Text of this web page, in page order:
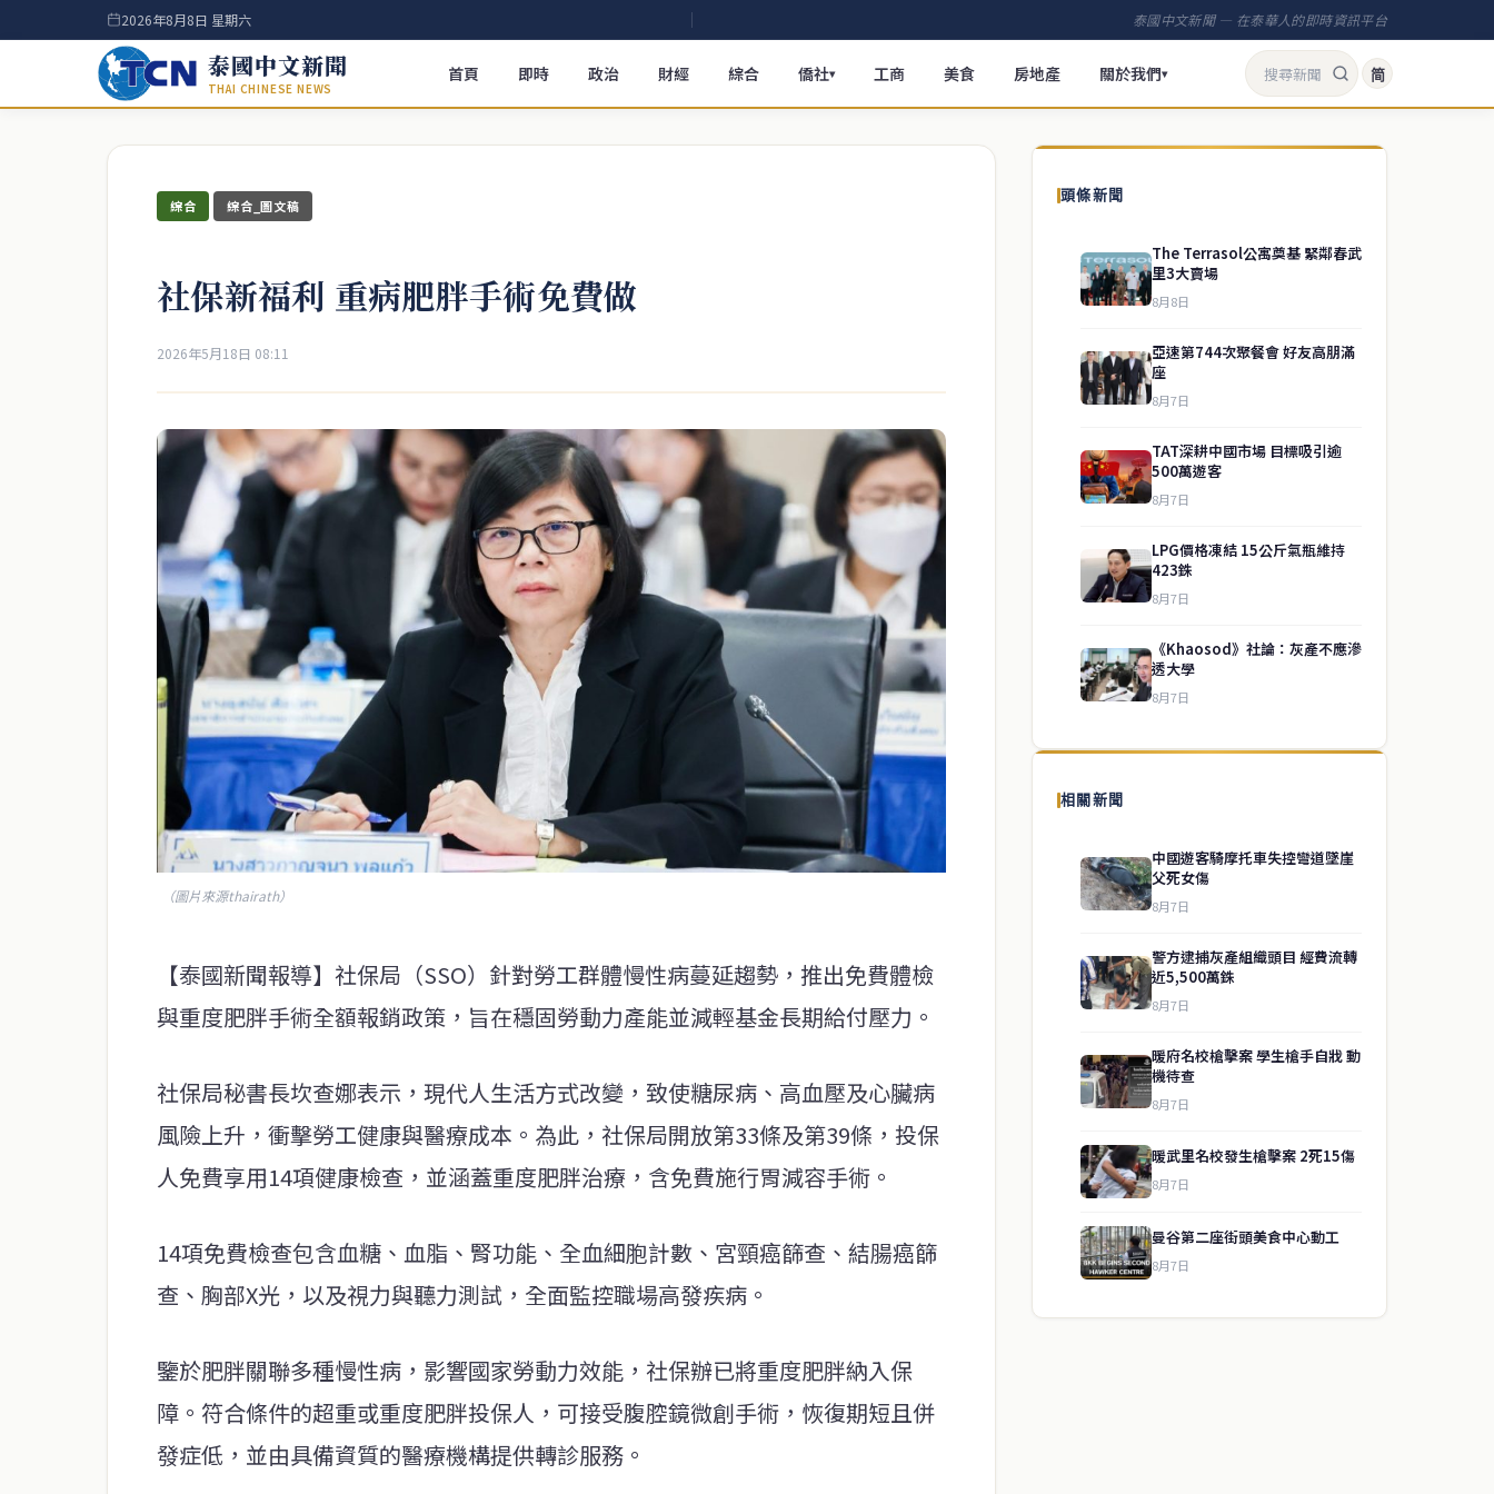
2026年8月8日 星期六 泰國中文新聞 — 在泰華人的即時資訊平台
泰國中文新聞
THAI CHINESE NEWS
首頁 即時 政治 財經 綜合 僑社▾ 工商 美食 房地產 關於我們▾ 简
綜合 綜合_圖文稿
社保新福利 重病肥胖手術免費做
2026年5月18日 08:11
（圖片來源thairath）
【泰國新聞報導】社保局（SSO）針對勞工群體慢性病蔓延趨勢，推出免費體檢
與重度肥胖手術全額報銷政策，旨在穩固勞動力產能並減輕基金長期給付壓力。
社保局秘書長坎查娜表示，現代人生活方式改變，致使糖尿病、高血壓及心臟病
風險上升，衝擊勞工健康與醫療成本。為此，社保局開放第33條及第39條，投保
人免費享用14項健康檢查，並涵蓋重度肥胖治療，含免費施行胃減容手術。
14項免費檢查包含血糖、血脂、腎功能、全血細胞計數、宮頸癌篩查、結腸癌篩
查、胸部X光，以及視力與聽力測試，全面監控職場高發疾病。
鑒於肥胖關聯多種慢性病，影響國家勞動力效能，社保辦已將重度肥胖納入保
障。符合條件的超重或重度肥胖投保人，可接受腹腔鏡微創手術，恢復期短且併
發症低，並由具備資質的醫療機構提供轉診服務。
頭條新聞
The Terrasol公寓奠基 緊鄰春武
里3大賣場
8月8日
亞速第744次聚餐會 好友高朋滿
座
8月7日
TAT深耕中國市場 目標吸引逾
500萬遊客
8月7日
LPG價格凍結 15公斤氣瓶維持
423銖
8月7日
《Khaosod》社論：灰產不應滲
透大學
8月7日
相關新聞
中國遊客騎摩托車失控彎道墜崖
父死女傷
8月7日
警方逮捕灰產組織頭目 經費流轉
近5,500萬銖
8月7日
暖府名校槍擊案 學生槍手自戕 動
機待查
8月7日
暖武里名校發生槍擊案 2死15傷
8月7日
曼谷第二座街頭美食中心動工
8月7日